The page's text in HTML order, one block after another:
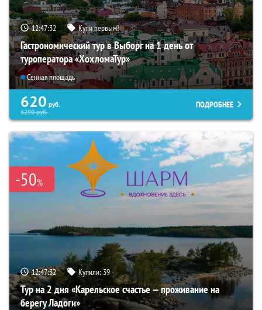
12:47:31 Купи первым!
Гастрономический тур в Выборг на 1 день от
туроператора «ХохломаТур»
Сенная площадь
620 руб.
6290руб.
ПОДРОБНЕЕ
-50%
12:47:31 Купили:39
Тур на 2 дня «Карельское счастье — проживание на
берегу Ладоги»